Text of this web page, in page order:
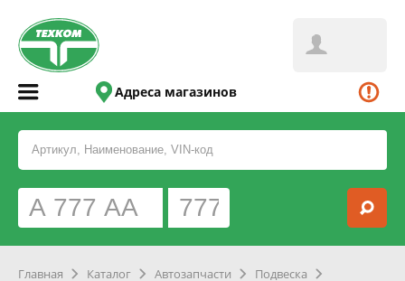
Адреса магазинов
Главная Каталог Автозапчасти
Подвеска